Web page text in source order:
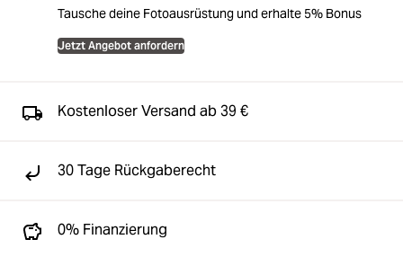
Tausche deine Fotoausrüstung und erhalte 5% Bonus
Jetzt Angebot anfordern
Kostenloser Versand ab 39 €
30 Tage Rückgaberecht
0% Finanzierung